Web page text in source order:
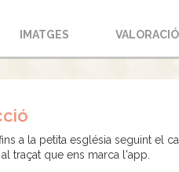
IMATGES VALORACIÓ
a la petita església seguint el
traçat que ens marca l'app.